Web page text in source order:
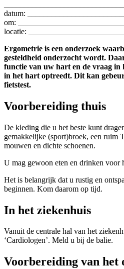
datum:
om:
locatie:
Ergometrie is een onderzoek
gesteldheid onderzocht wordt.
functie van uw hart en de vraag
in het hart optreedt. Dit kan
fietstest.
Voorbereiding thuis
De kleding die u het beste kunt
gemakkelijke (sport)broek, een ruim
mouwen en dichte schoenen.
U mag gewoon eten en drinken voor
Het is belangrijk dat u rustig en
beginnen. Kom daarom op tijd.
In het ziekenhuis
Vanuit de centrale hal van het
‘Cardiologen’. Meld u bij de balie.
Voorbereiding van het